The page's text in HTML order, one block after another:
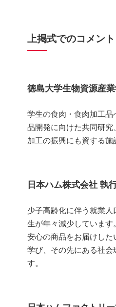
上掲式でのコメント
徳島大学生物資源産
学生の食肉・食肉加工
品開発に向けた共同研
加工の振興にも資する施
日本ハム株式会社 執
少子高齢化に伴う就業
生が年々減少しています
安心の商品をお届けし
学び、その先にある社会
す。